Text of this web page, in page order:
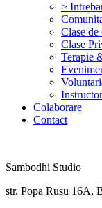
>
Clase de
Clase
Terapie
Colaborare
Contact
Sambodhi Studio
str. Popa Rusu 16A,